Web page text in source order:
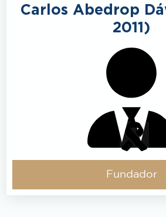
Carlos Abedrop
2011)
Fundador